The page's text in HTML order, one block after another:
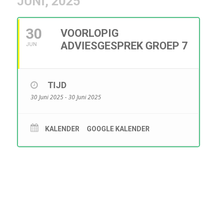
30
JUN
VOORLOPIG
ADVIESGESPREK GROEP 7
TIJD
30 Juni 2025 - 30 Juni 2025
KALENDER GOOGLE KALENDER